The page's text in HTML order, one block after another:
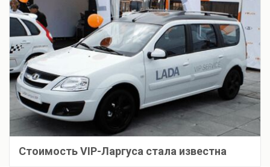
Стоимость VIP-Ларгуса стала известна